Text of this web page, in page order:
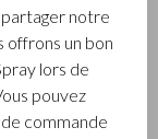
un revendeur
partager notre
offrons un bon
lors de
pouvez
commande